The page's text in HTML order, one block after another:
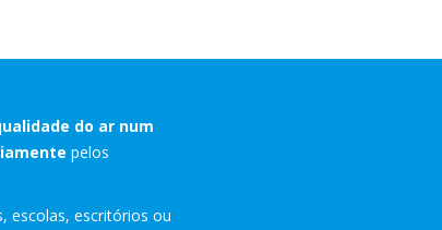
do ar num
pelos
escolas, escritórios ou